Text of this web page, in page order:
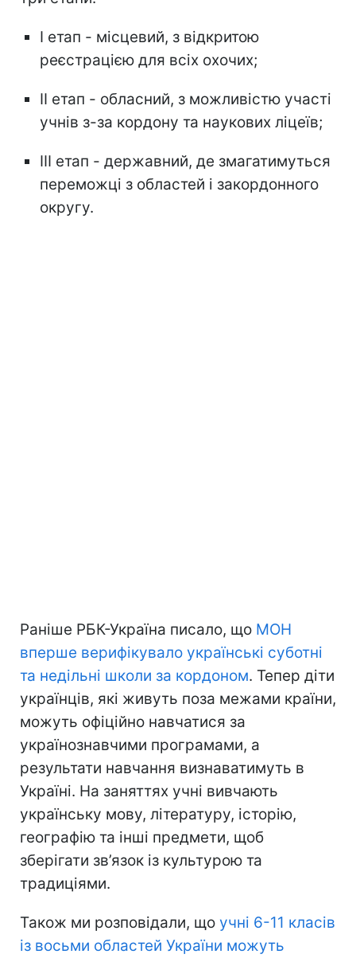
І етап - місцевий, з відкритою
реєстрацією для всіх охочих;
ІІ етап - обласний, з можливістю участі
учнів з-за кордону та наукових ліцеїв;
ІІІ етап - державний, де змагатимуться
переможці з областей і закордонного
округу.
Раніше РБК-Україна писало, що МОН
вперше верифікувало українські суботні
та недільні школи за кордоном. Тепер діти
українців, які живуть поза межами країни,
можуть офіційно навчатися за
українознавчими програмами, а
результати навчання визнаватимуть в
Україні. На заняттях учні вивчають
українську мову, літературу, історію,
географію та інші предмети, щоб
зберігати зв’язок із культурою та
традиціями.
Також ми розповідали, що учні 6-11 класів
із восьми областей України можуть